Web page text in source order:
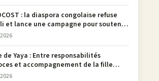
: la diaspora congolaise refuse
et lance une campagne pour soutenir
FONAREV depuis Bruxelles
de Yaya : Entre responsabilités
et accompagnement de la fille
la diaspora en débat